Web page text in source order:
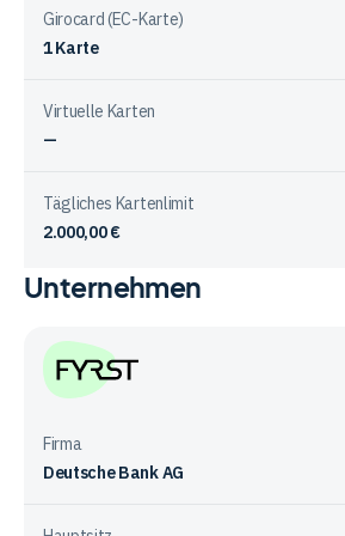
Girocard (EC-Karte)
1Karte
Virtuelle Karten
—
Tägliches Kartenlimit
2.000,00 €
Vergleichstabelle
Karten
den
Unternehmen
FYRST
Firma
Deutsche Bank AG